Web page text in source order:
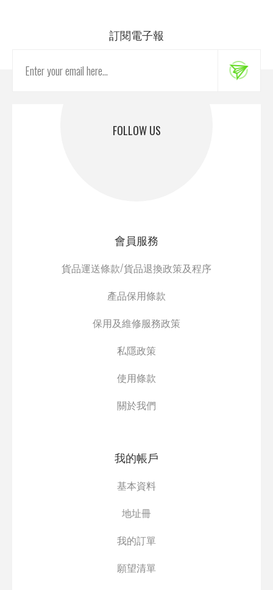
訂閱電子報
FOLLOW US
會員服務
貨品運送條款/貨品退換政策及程序
產品保用條款
保用及維修服務政策
私隱政策
使用條款
關於我們
我的帳戶
基本資料
地址冊
我的訂單
願望清單